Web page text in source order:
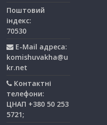
Поштовий
індекс:
70530
E-Mail адреса:
komishuvakha@u
kr.net
Контактні
телефони:
ЦНАП +380 50 253
5721;